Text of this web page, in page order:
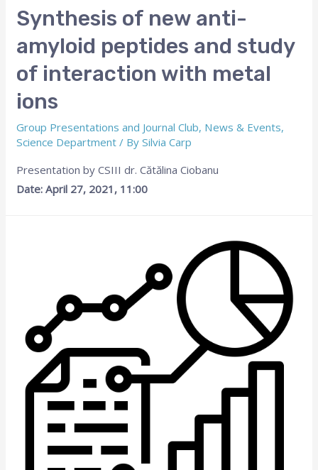
Synthesis of new anti-
amyloid peptides and study
of interaction with metal
ions
Group Presentations and Journal Club, News & Events,
Science Department / BySilvia Carp
Presentation by CSIII dr. Cătălina Ciobanu
Date: April 27, 2021, 11:00